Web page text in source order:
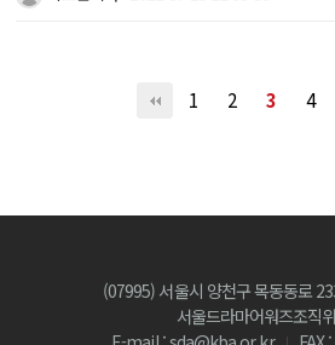
1 2 3 4
(07995) 서울시 양천구 목동동로
서울드라마어워즈조직